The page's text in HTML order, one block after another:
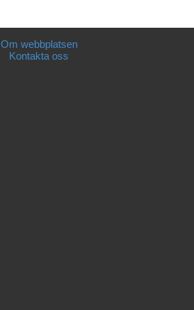
Om webbplatsen
Kontakta oss